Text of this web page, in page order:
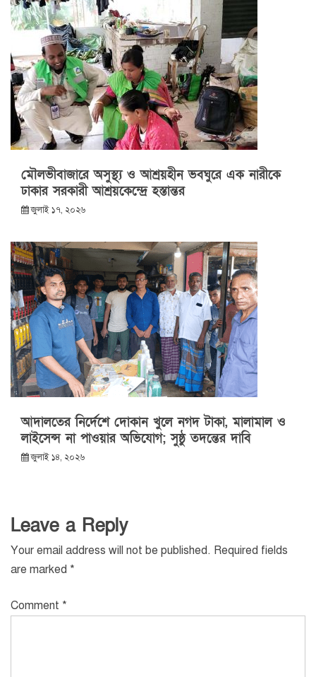
মৌলভীবাজারে অসুস্থ্য ও আশ্রয়হীন ভবঘুরে এক নারীকে
ঢাকার সরকারী আশ্রয়কেন্দ্রে হস্তান্তর
জুলাই ১৭, ২০২৬
আদালতের নির্দেশে দোকান খুলে নগদ টাকা, মালামাল ও
লাইসেন্স না পাওয়ার অভিযোগ; সুষ্ঠু তদন্তের দাবি
জুলাই ১৪, ২০২৬
Leave a Reply
Your email address will not be published. Required fields
are marked *
Comment *